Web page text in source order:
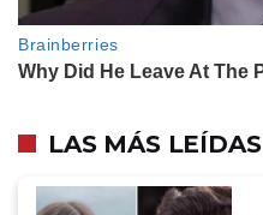
LAS MÁS LEÍDAS